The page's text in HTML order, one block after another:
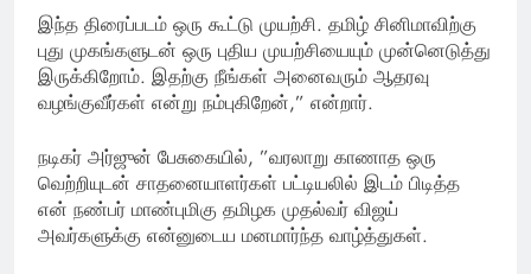
இந்த திரைப்படம் ஒரு கூட்டு முயற்சி. தமிழ் சினிமாவிற்கு
புது முகங்களுடன் ஒரு புதிய முயற்சியையும் முன்னெடுத்து
இருக்கிறோம். இதற்கு நீங்கள் அனைவரும் ஆதரவு
வழங்குவீர்கள் என்று நம்புகிறேன்,” என்றார்.
நடிகர் அர்ஜுன் பேசுகையில், ”வரலாறு காணாத ஒரு
வெற்றியுடன் சாதனையாளர்கள் பட்டியலில் இடம் பிடித்த
என் நண்பர் மாண்புமிகு தமிழக முதல்வர் விஜய்
அவர்களுக்கு என்னுடைய மனமார்ந்த வாழ்த்துகள்.